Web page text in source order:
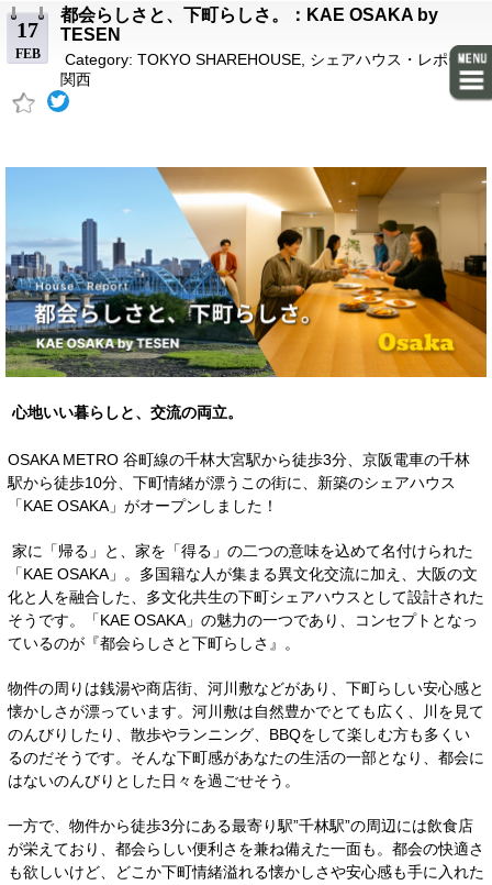
17
FEB
都会らしさと、下町らしさ。：KAE OSAKA by
TESEN
Category: TOKYO SHAREHOUSE シェアハウス・レポート,
関西
心地いい暮らしと、交流の両立。
OSAKA METRO 谷町線の千林大宮駅から徒歩3分、京阪電車の千林
駅から徒歩10分、下町情緒が漂うこの街に、新築のシェアハウス
「KAE OSAKA」がオープンしました！
家に「帰る」と、家を「得る」の二つの意味を込めて名付けられた
「KAE OSAKA」。多国籍な人が集まる異文化交流に加え、大阪の文
化と人を融合した、多文化共生の下町シェアハウスとして設計された
そうです。「KAE OSAKA」の魅力の一つであり、コンセプトとなっ
ているのが『都会らしさと下町らしさ』。
物件の周りは銭湯や商店街、河川敷などがあり、下町らしい安心感と
懐かしさが漂っています。河川敷は自然豊かでとても広く、川を見て
のんびりしたり、散歩やランニング、BBQをして楽しむ方も多くい
るのだそうです。そんな下町感があなたの生活の一部となり、都会に
はないのんびりとした日々を過ごせそう。
一方で、物件から徒歩3分にある最寄り駅”千林駅”の周辺には飲食店
が栄えており、都会らしい便利さを兼ね備えた一面も。都会の快適さ
も欲しいけど、どこか下町情緒溢れる懐かしさや安心感も手に入れた